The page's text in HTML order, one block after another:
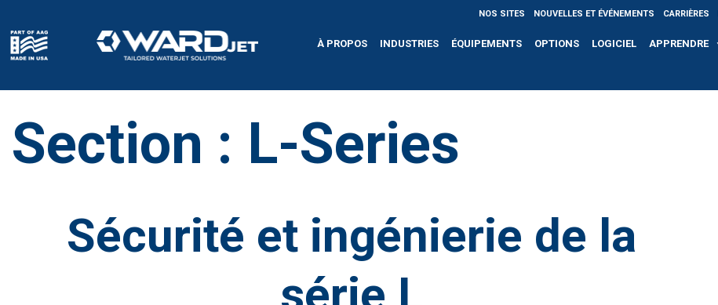
content
NOS SITES NOUVELLES ET ÉVÉNEMENTS CARRIÈRES
À PROPOS INDUSTRIES ÉQUIPEMENTS OPTIONS LOGICIEL APPRENDRE
Section : L-Series
Sécurité et ingénierie de la